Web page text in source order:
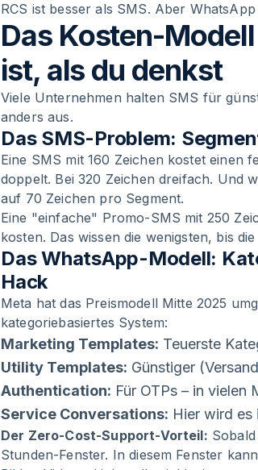
RCS ist besser als SMS. Aber
Das Kosten-
ist, als du denkst
Viele Unternehmen halten SMS für
anders aus.
Das SMS-Problem:
Eine SMS mit 160 Zeichen kostet einen
doppelt. Bei 320 Zeichen dreifach. Und
auf 70 Zeichen pro Segment.
Eine "einfache" Promo-SMS mit 250
kosten. Das wissen die wenigsten, bis
Das WhatsApp-Modell:
Hack
Meta hat das Preismodell Mitte 2025
kategoriebasiertes System:
Marketing Templates: Teuerste
Utility Templates: Günstiger
Authentication: Für OTPs – in vielen
Service Conversations: Hier wird es
Der Zero-Cost-Support-Vorteil:
Stunden-Fenster. In diesem Fenster